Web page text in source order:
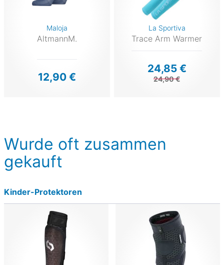
Maloja
AltmannM.
12,90 €
La Sportiva
Trace Arm Warmer
24,85 €
24,90 €
Wurde oft zusammen
gekauft
Kinder-Protektoren